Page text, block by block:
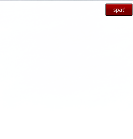
späť